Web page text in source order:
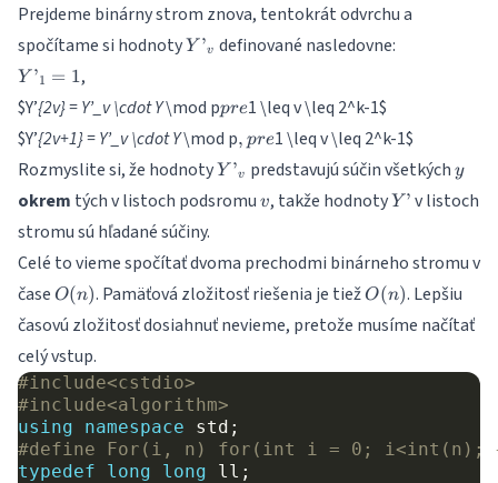
Prejdeme binárny strom znova, tentokrát odvrchu a
spočítame si hodnotyY’_v
Y ’v definované nasledovne:
Y’_1
Y ’1 = 1,
$Y’{2v} = Y’_v \cdot Y\mod ppre
pre1 \leq v \leq 2^k-1$
$Y’{2v+1} = Y’_v \cdot Y\mod p
pre
, pre1 \leq v \leq 2^k-1$
Rozmyslite si, že hodnotyY’_v
Y ’v predstavujú súčin všetkých y
y
okrem tých v listoch podsromu v
v, takže hodnotyY’
Y ’ v listoch
stromu sú hľadané súčiny.
Celé to vieme spočítať dvoma prechodmi binárneho stromu v
čase O(n)
O(n). Pamäťová zložitosť riešenia je tiežO(n)
O(n). Lepšiu
časovú zložitosť dosiahnuť nevieme, pretože musíme načítať
celý vstup.
#include<cstdio>
#include<algorithm>
using
namespace std ;
#define For(i, n) for(int i = 0; i<int(n);
typedef
long long ll ;